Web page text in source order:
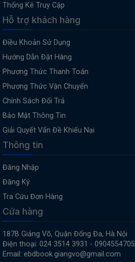
Thống Kê Truy Cập
Hỗ trợ khách hàng
Điều Khoản Sử Dụng
Hướng Dẫn Đặt Hàng
Phương Thức Thanh Toán
Phương Thức Vận Chuyển
Chính Sách Đổi Trả
Bảo Mật Thông Tin
Giải Quyết Vấn Đề Khiếu Nại
Thông tin
Đăng Nhập
Đăng Ký
Tra Cứu Đơn Hàng
Cửa hàng
187B Giảng Võ, Quận Đống Đa, Hà Nội
Điện thoại: 024 3514 3931 - 0904554705
Email: ebdbook.giangvo@gmail.com